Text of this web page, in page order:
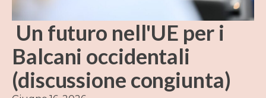
Un futuro nell'UE per i
Balcani occidentali
(discussione congiunta)